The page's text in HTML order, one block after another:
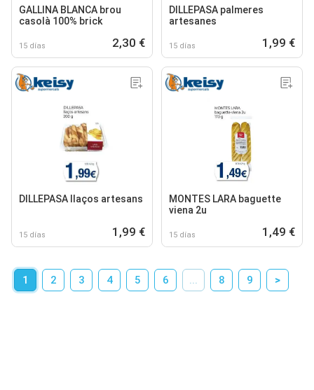
GALLINA BLANCA brou
casolà 100% brick
15 días 2,30 €
DILLEPASA palmeres
artesanes
15 días 1,99 €
DILLEPASA llaços artesans
15 días 1,99 €
MONTES LARA baguette
viena 2u
15 días 1,49 €
1 2 3 4 5 6 8 9 >